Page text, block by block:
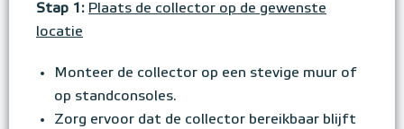
Stap 1: Plaats de collector op de gewenste
locatie
Monteer de collector op een stevige muur of
op standconsoles.
Zorg ervoor dat de collector bereikbaar blijft